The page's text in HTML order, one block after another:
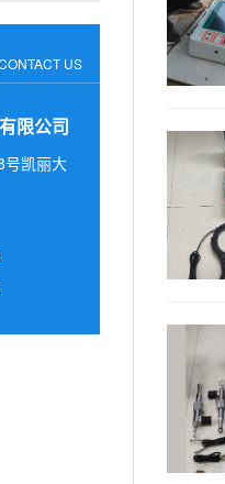
US
限公司
号凯丽大